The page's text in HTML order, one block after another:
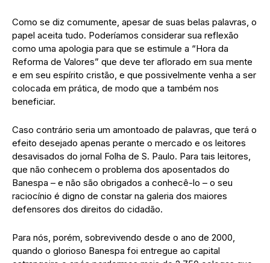
Como se diz comumente, apesar de suas belas palavras, o
papel aceita tudo. Poderíamos considerar sua reflexão
como uma apologia para que se estimule a “Hora da
Reforma de Valores” que deve ter aflorado em sua mente
e em seu espírito cristão, e que possivelmente venha a ser
colocada em prática, de modo que a também nos
beneficiar.
Caso contrário seria um amontoado de palavras, que terá o
efeito desejado apenas perante o mercado e os leitores
desavisados do jornal Folha de S. Paulo. Para tais leitores,
que não conhecem o problema dos aposentados do
Banespa – e não são obrigados a conhecê-lo – o seu
raciocínio é digno de constar na galeria dos maiores
defensores dos direitos do cidadão.
Para nós, porém, sobrevivendo desde o ano de 2000,
quando o glorioso Banespa foi entregue ao capital